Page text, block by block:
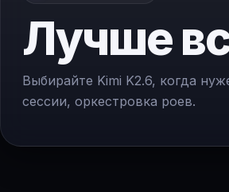
Лучше
Выбирайте Kimi K2.6, когда
сессии, оркестровка роев.